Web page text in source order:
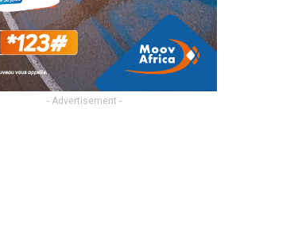
- Advertisement -